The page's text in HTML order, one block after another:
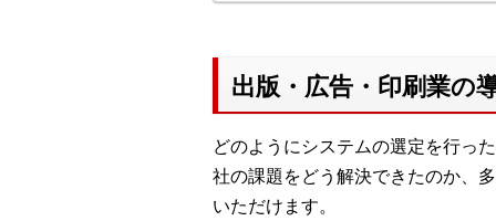
出版・広告・印刷業の
どのようにシステムの選定を行っ
社の課題をどう解決できたのか、
いただけます。